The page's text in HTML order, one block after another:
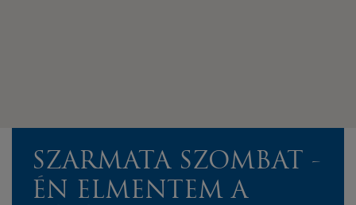
SZARMATA SZOMBAT -
ÉN ELMENTEM A